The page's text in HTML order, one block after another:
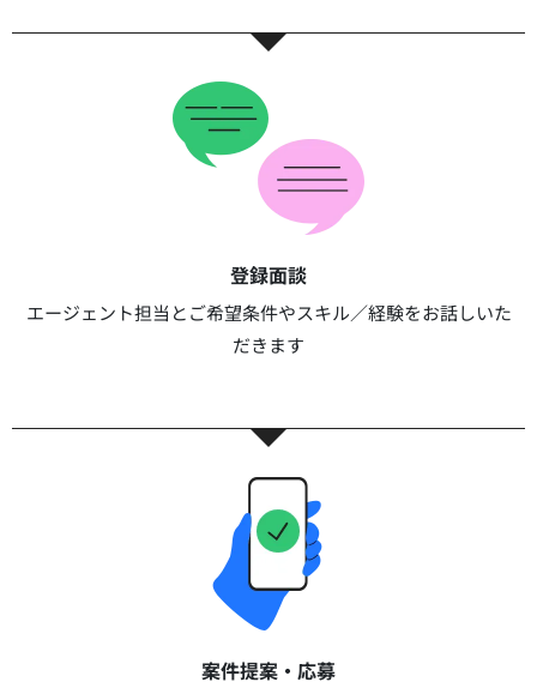
登録面談​​
エージェント担当とご希望条件やスキル／経験をお話しいた
だきます​
案件提案・応募​